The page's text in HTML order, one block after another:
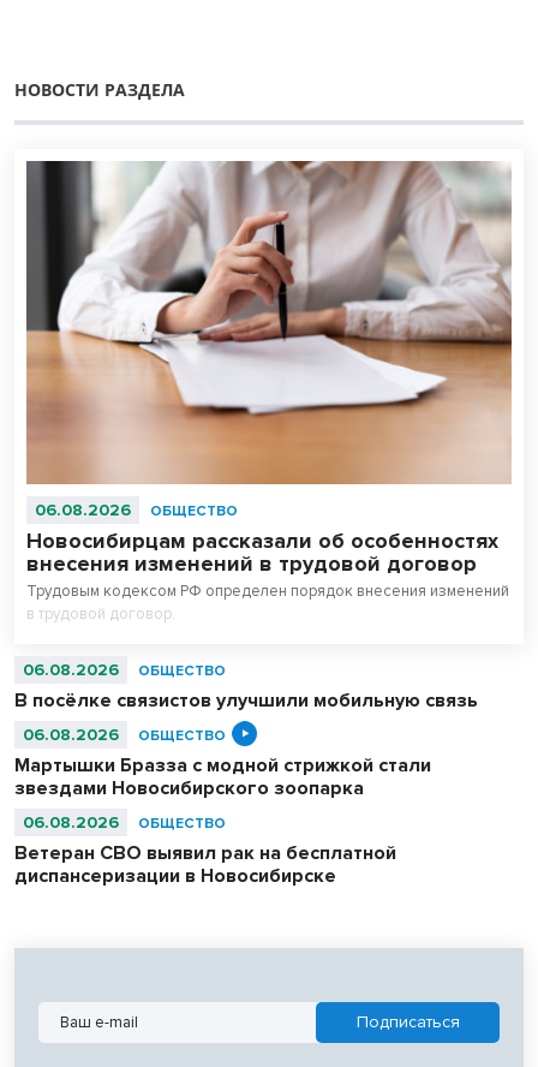
НОВОСТИ РАЗДЕЛА
06.08.2026 ОБЩЕСТВО
Новосибирцам рассказали об особенностях
внесения изменений в трудовой договор
Трудовым кодексом РФ определен порядок внесения изменений
в трудовой договор.
06.08.2026 ОБЩЕСТВО
В посёлке связистов улучшили мобильную связь
06.08.2026 ОБЩЕСТВО
Мартышки Бразза с модной стрижкой стали
звездами Новосибирского зоопарка
06.08.2026 ОБЩЕСТВО
Ветеран СВО выявил рак на бесплатной
диспансеризации в Новосибирске